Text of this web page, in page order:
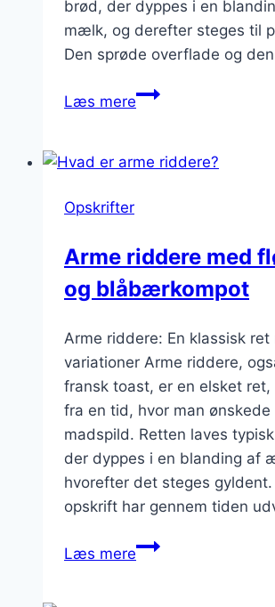
brød, der dyppes i en
mælk, og derefter steges til
Den sprøde overflade og
Læs mereArme
sirup:
Opskrifter
Arme riddere med
og blåbærkompot
Arme riddere: En klassisk ret
variationer Arme riddere,
fransk toast, er en elsket
fra en tid, hvor man ønskede
madspild. Retten laves
der dyppes i en blanding af
hvorefter det steges gyldent.
opskrift har gennem tiden
Læs mereArme